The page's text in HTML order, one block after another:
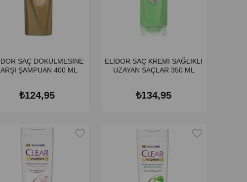
SAÇ DÖKÜLMESİNE
ŞAMPUAN 400 ML
₺124,95
ELİDOR SAÇ KREMİ SAĞLIKLI
UZAYAN SAÇLAR 350 ML
₺134,95